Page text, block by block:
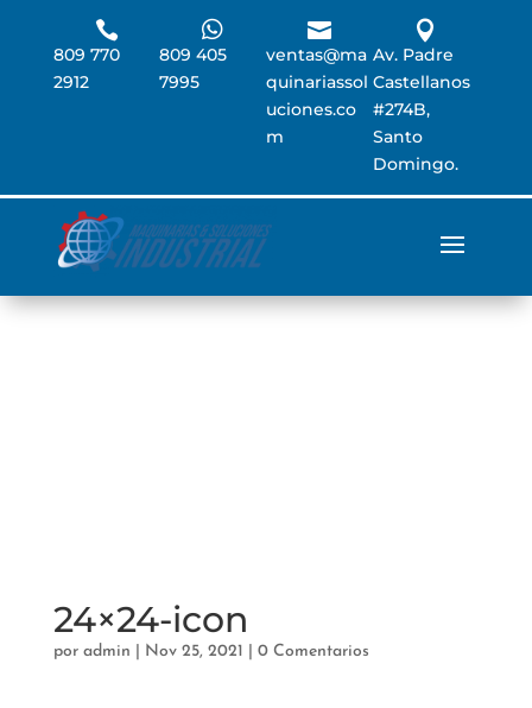

809 770
2912

809 405
7995

ventas@ma
quinariassol
uciones.co
m

Av. Padre
Castellanos
#274B,
Santo
Domingo.
24×24-icon
por admin Nov 25, 2021 0 Comentarios